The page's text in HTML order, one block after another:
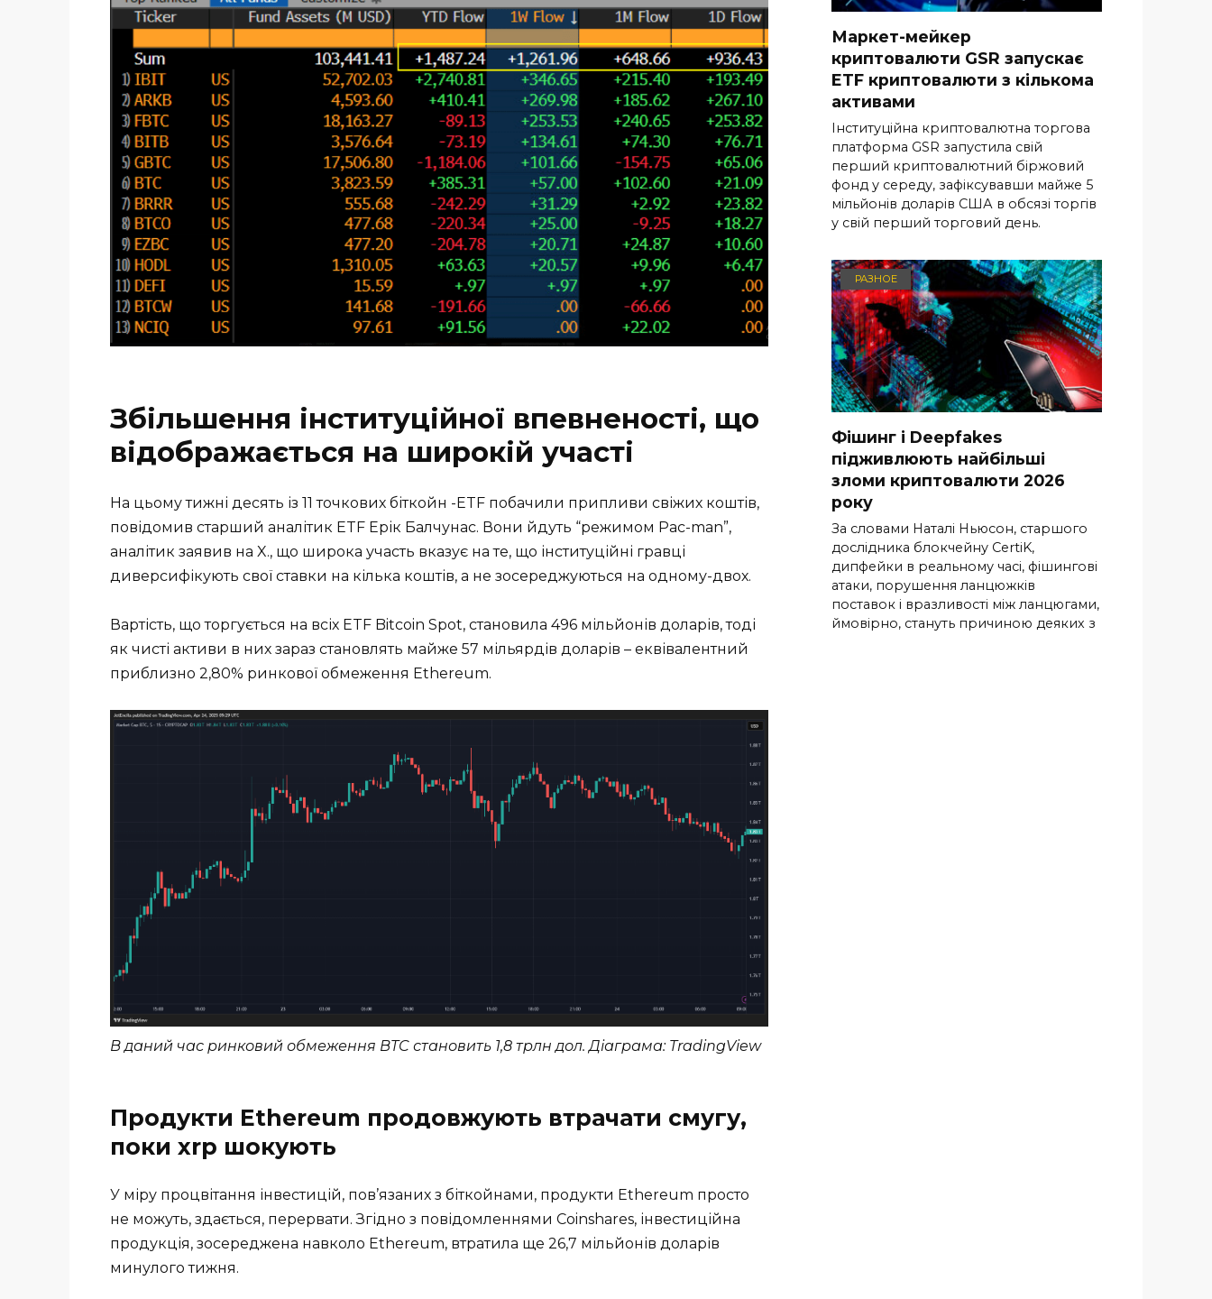
Збільшення інституційної впевненості, що
відображається на широкій участі
На цьому тижні десять із 11 точкових біткойн -ETF побачили припливи свіжих коштів,
повідомив старший аналітик ETF Ерік Балчунас. Вони йдуть “режимом Pac-man”,
аналітик заявив на X., що широка участь вказує на те, що інституційні гравці
диверсифікують свої ставки на кілька коштів, а не зосереджуються на одному-двох.
Вартість, що торгується на всіх ETF Bitcoin Spot, становила 496 мільйонів доларів, тоді
як чисті активи в них зараз становлять майже 57 мільярдів доларів – еквівалентний
приблизно 2,80% ринкової обмеження Ethereum.
В даний час ринковий обмеження BTC становить 1,8 трлн дол. Діаграма: TradingView
Продукти Ethereum продовжують втрачати смугу,
поки xrp шокують
У міру процвітання інвестицій, пов’язаних з біткойнами, продукти Ethereum просто
не можуть, здається, перервати. Згідно з повідомленнями Coinshares, інвестиційна
продукція, зосереджена навколо Ethereum, втратила ще 26,7 мільйонів доларів
минулого тижня.
Маркет-мейкер
криптовалюти GSR запускає
ETF криптовалюти з кількома
активами
Інституційна криптовалютна торгова
платформа GSR запустила свій
перший криптовалютний біржовий
фонд у середу, зафіксувавши майже 5
мільйонів доларів США в обсязі торгів
у свій перший торговий день.
РАЗНОЕ
Фішинг і Deepfakes
підживлюють найбільші
зломи криптовалюти 2026
року
За словами Наталі Ньюсон, старшого
дослідника блокчейну CertiK,
дипфейки в реальному часі, фішингові
атаки, порушення ланцюжків
поставок і вразливості між ланцюгами,
ймовірно, стануть причиною деяких з